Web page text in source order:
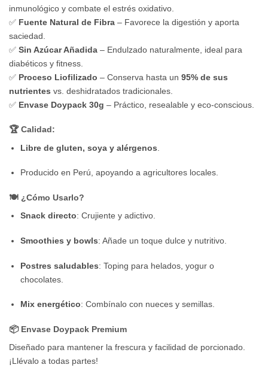
inmunológico y combate el estrés oxidativo.
✅ Fuente Natural de Fibra – Favorece la digestión y aporta
saciedad.
✅ Sin Azúcar Añadida – Endulzado naturalmente, ideal para
diabéticos y fitness.
✅ Proceso Liofilizado – Conserva hasta un 95% de sus
nutrientes vs. deshidratados tradicionales.
✅ Envase Doypack 30g – Práctico, resealable y eco-conscious.
🏆 Calidad:
Libre de gluten, soya y alérgenos
Producido en Perú, apoyando a agricultores locales.
🍽️ ¿Cómo Usarlo?
Snack directo: Crujiente y adictivo.
Smoothies y bowls: Añade un toque dulce y nutritivo.
Postres saludables: Toping para helados, yogur o
chocolates.
Mix energético: Combínalo con nueces y semillas.
📦 Envase Doypack Premium
Diseñado para mantener la frescura y facilidad de porcionado.
¡Llévalo a todas partes!